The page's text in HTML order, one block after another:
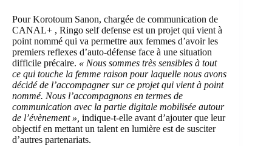
Pour Korotoum Sanon, chargée de communication de
CANAL+ , Ringo self defense est un projet qui vient à
point nommé qui va permettre aux femmes d’avoir les
premiers reflexes d’auto-défense face à une situation
difficile précaire. « Nous sommes très sensibles à tout
ce qui touche la femme raison pour laquelle nous avons
décidé de l’accompagner sur ce projet qui vient à point
nommé. Nous l’accompagnons en termes de
communication avec la partie digitale mobilisée autour
de l’évènement », indique-t-elle avant d’ajouter que leur
objectif en mettant un talent en lumière est de susciter
d’autres partenariats.